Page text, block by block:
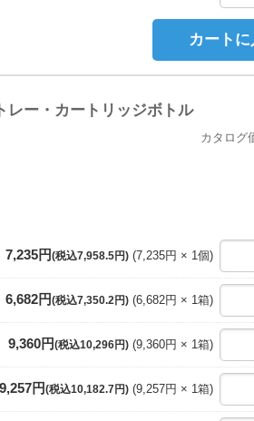
カート
ー・カートリッジボトル
カタログ
7,235円(税込7,958.5円) 7,235円 1個
6,682円(税込7,350.2円) 6,682円 1箱
9,360円(税込10,296円) 9,360円 1箱
9,257円(税込10,182.7円) 9,257円 1箱